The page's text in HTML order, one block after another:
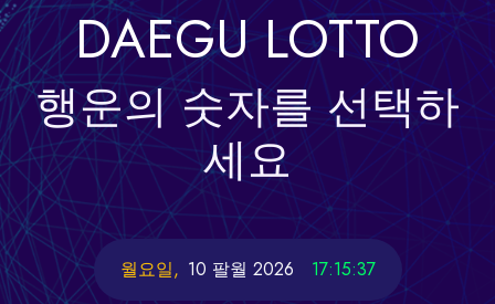
DAEGULOTTO
행운의숫자를 선택하
세요
월요일, 10 팔월 2026 17:15:38